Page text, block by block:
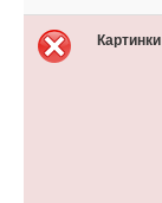
Картинки